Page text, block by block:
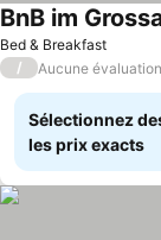
Bed & Breakfast
BnB im
/ Aucune évaluation
Sélectionnez
les prix exacts